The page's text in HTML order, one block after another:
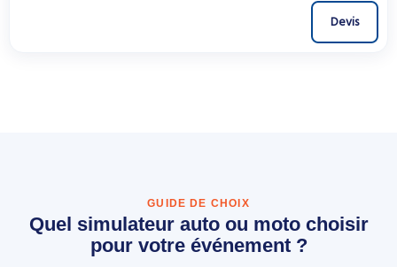
Devis
GUIDE DE CHOIX
Quel simulateur auto ou moto choisir
pour votre événement ?